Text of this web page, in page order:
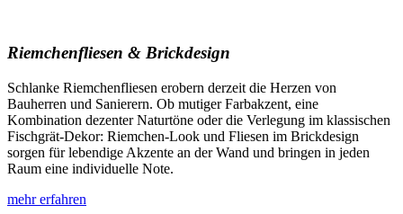
Riemchenfliesen & Brickdesign
Schlanke Riemchenfliesen erobern derzeit die Herzen von
Bauherren und Sanierern. Ob mutiger Farbakzent, eine
Kombination dezenter Naturtöne oder die Verlegung im klassischen
Fischgrät-Dekor: Riemchen-Look und Fliesen im Brickdesign
sorgen für lebendige Akzente an der Wand und bringen in jeden
Raum eine individuelle Note.
mehr erfahren